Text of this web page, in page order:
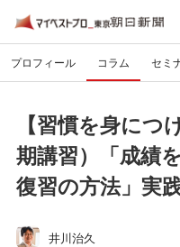
プロフィール コラム セミ
【習慣を身につ
期講習）「成績
復習の方法」実践
井川治久